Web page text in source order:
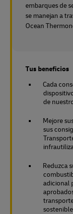
embarques de
se manejan a
Ocean
Tus beneficios
Cada
de
Mejore
sus
Reduzca
adicional
sostenible